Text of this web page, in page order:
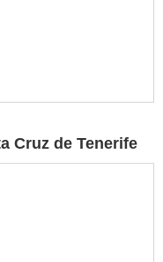
Cruz de Tenerife